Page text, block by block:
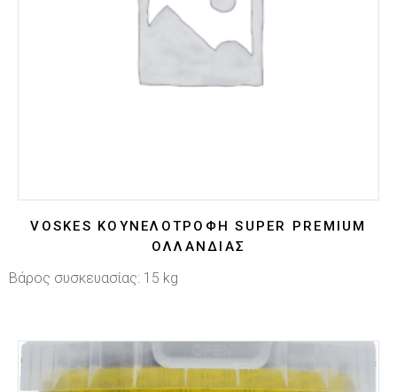
VOSKES ΚΟΥΝΕΛΟΤΡΟΦΉ SUPER PREMIUM
ΟΛΛΑΝΔΊΑΣ
Βάρος συσκευασίας: 15 kg